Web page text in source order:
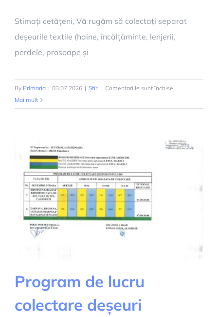
Stimați cetățeni, Vă rugăm să colectați separat
deșeurile textile (haine, încălțăminte, lenjerii,
perdele, prosoape și
By Primaria | 03.07.2026 | Știri | Comentariile sunt închise
separată
textile
Mai mult
Program de lucru
colectare deșeuri